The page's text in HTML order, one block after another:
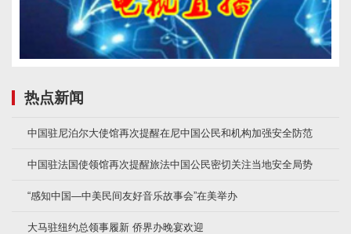
热点新闻
中国驻尼泊尔大使馆再次提醒在尼中国公民和机构加强安全防范
中国驻法国使领馆再次提醒旅法中国公民密切关注当地安全局势
“感知中国—中美民间友好音乐故事会”在美举办
大马驻纽约总领事履新 侨界办晚宴欢迎